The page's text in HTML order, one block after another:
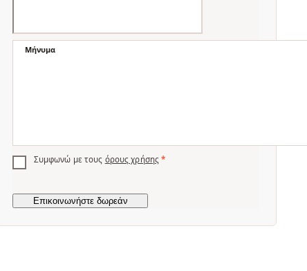
Μήνυμα
Συμφωνώ με τους όρους χρήσης *